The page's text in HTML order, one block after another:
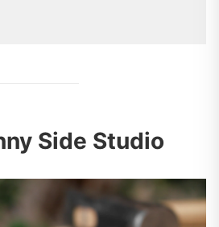
Side Studio